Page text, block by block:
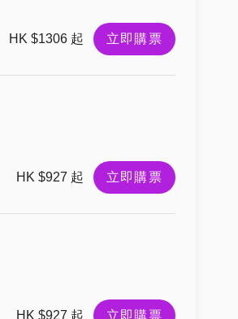
HK $1306 起 立即購票
HK $927 起 立即購票
HK $927 起 立即購票